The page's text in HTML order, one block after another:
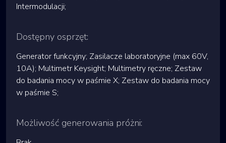
Intermodulacji;
Dostępny osprzęt:
Generator funkcyjny; Zasilacze laboratoryjne (max 60V,
10A); Multimetr Keysight; Multimetry ręczne; Zestaw
do badania mocy w paśmie X; Zestaw do badania mocy
w paśmie S;
Możliwość generowania próżni: